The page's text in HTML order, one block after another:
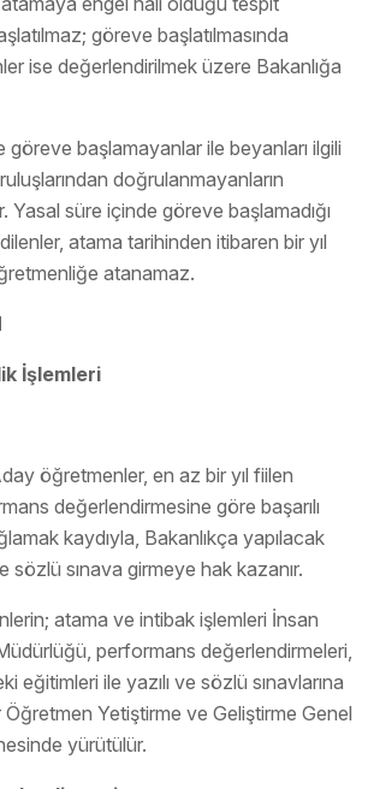
göreve başlatılmasında
ise değerlendirilmek üzere Bakanlığa
göreve başlamayanlar ile beyanları ilgili
doğrulanmayanların
Yasal süre içinde göreve başlamadığı
atama tarihinden itibaren bir yıl
atanamaz.
İşlemleri
öğretmenler, en az bir yıl fiilen
değerlendirmesine göre başarılı
kaydıyla, Bakanlıkça yapılacak
sözlü sınava girmeye hak kazanır.
atama ve intibak işlemleri İnsan
performans değerlendirmeleri,
eğitimleri ile yazılı ve sözlü sınavlarına
Öğretmen Yetiştirme ve Geliştirme Genel
yürütülür.